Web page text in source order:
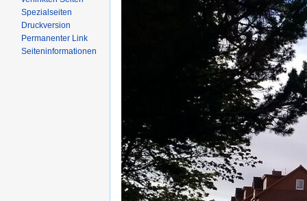
Spezialseiten
Druckversion
Permanenter Link
Seiten­informationen